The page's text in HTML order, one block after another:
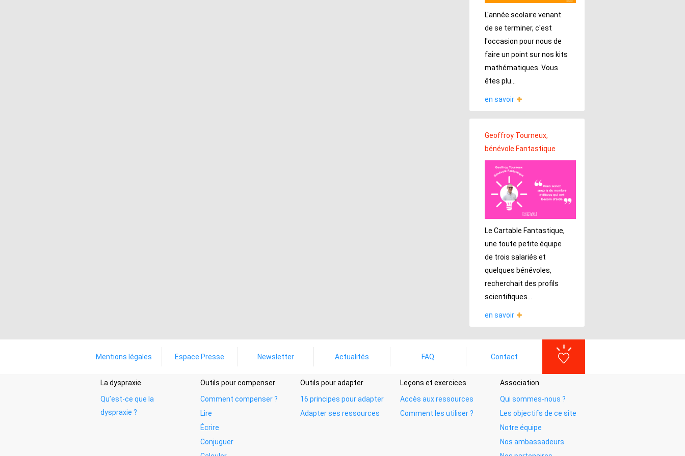
L'année scolaire venant
de se terminer, c'est
l'occasion pour nous de
faire un point sur nos kits
mathématiques. Vous
êtes plu...
en savoir
Geoffroy Tourneux,
bénévole Fantastique
Le Cartable Fantastique,
une toute petite équipe
de trois salariés et
quelques bénévoles,
recherchait des profils
scientifiques...
en savoir
Mentions légales Espace Presse Newsletter Actualités FAQ Contact
La dyspraxie
Qu’est-ce que la
dyspraxie ?
Outils pour compenser
Comment compenser ?
Lire
Écrire
Conjuguer
Outils pour adapter
16 principes pour adapter
Adapter ses ressources
Leçons et exercices
Accès aux ressources
Comment les utiliser ?
Association
Qui sommes-nous ?
Les objectifs de ce site
Notre équipe
Nos ambassadeurs